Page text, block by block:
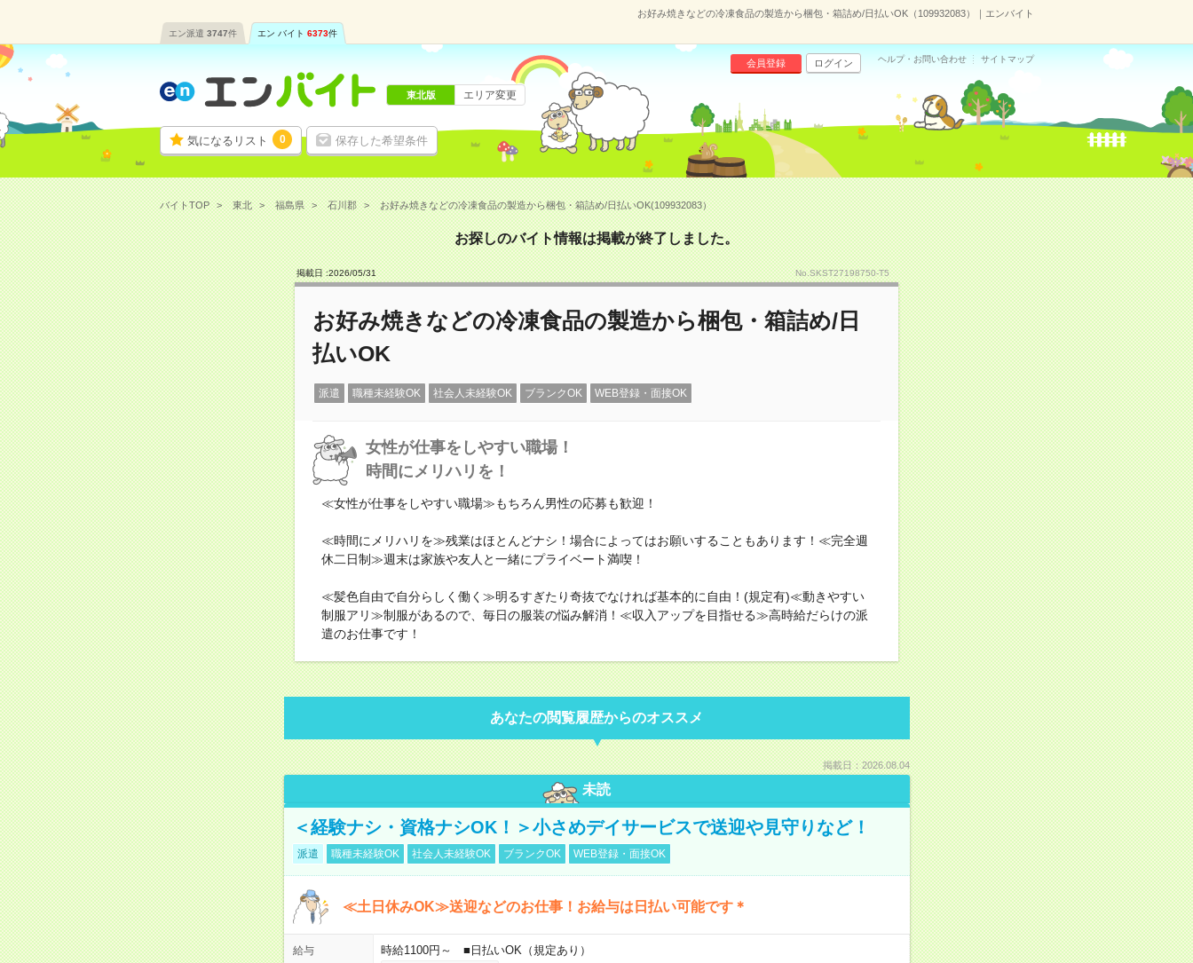
お好み焼きなどの冷凍食品の製造から梱包・箱詰め/日払いOK（109932083）｜エンバイト
エン派遣 3747件 エン バイト 6373件
気になるリスト 0 保存した希望条件
会員登録 ログイン ヘルプ・お問い合わせ サイトマップ
東北版 エリア変更
バイトTOP 東北 福島県 石川郡 お好み焼きなどの冷凍食品の製造から梱包・箱詰め/日払いOK(109932083）
お探しのバイト情報は掲載が終了しました。
掲載日 :2026/05/31 No.SKST27198750-T5
お好み焼きなどの冷凍食品の製造から梱包・箱詰め/日
払いOK
派遣 職種未経験OK 社会人未経験OK ブランクOK WEB登録・面接OK
女性が仕事をしやすい職場！
時間にメリハリを！
≪女性が仕事をしやすい職場≫もちろん男性の応募も歓迎！
≪時間にメリハリを≫残業はほとんどナシ！場合によってはお願いすることもあります！≪完全週
休二日制≫週末は家族や友人と一緒にプライベート満喫！
≪髪色自由で自分らしく働く≫明るすぎたり奇抜でなければ基本的に自由！(規定有)≪動きやすい
制服アリ≫制服があるので、毎日の服装の悩み解消！≪収入アップを目指せる≫高時給だらけの派
遣のお仕事です！
あなたの閲覧履歴からのオススメ
掲載日：2026.08.04
未読
＜経験ナシ・資格ナシOK！＞小さめデイサービスで送迎や見守りなど！
派遣 職種未経験OK 社会人未経験OK ブランクOK WEB登録・面接OK
≪土日休みOK≫送迎などのお仕事！お給与は日払い可能です＊
給与 時給1100円～ ■日払いOK（規定あり）